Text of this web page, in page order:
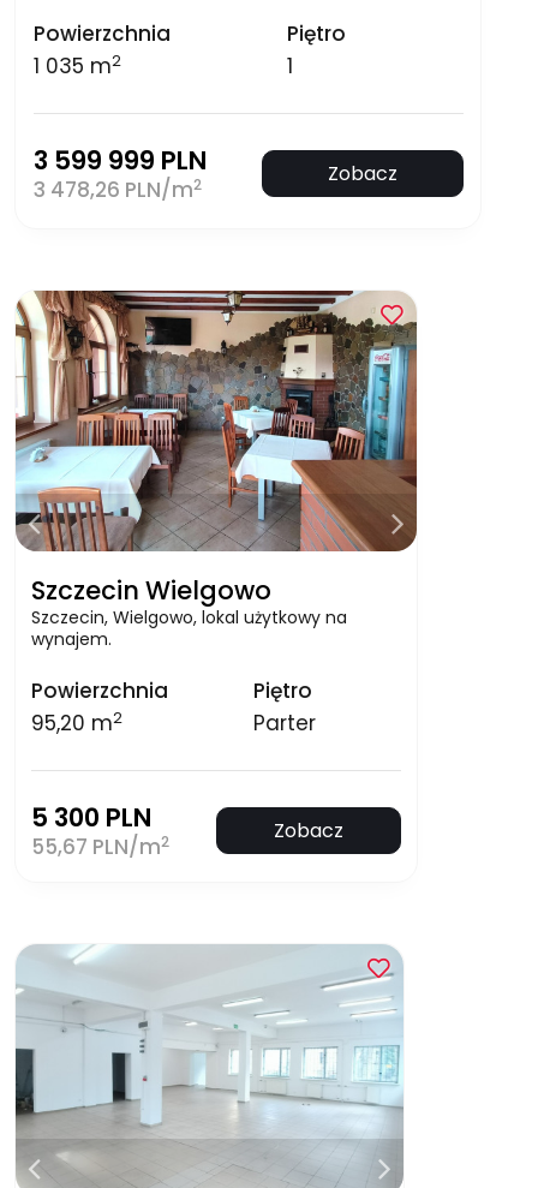
Powierzchnia
1 035 m2
Piętro
1
3 599 999 PLN
3 478,26 PLN/m2 Zobacz
Szczecin Wielgowo
Szczecin, Wielgowo, lokal użytkowy na
wynajem.
Powierzchnia
95,20 m2
Piętro
Parter
5 300 PLN
55,67 PLN/m2 Zobacz